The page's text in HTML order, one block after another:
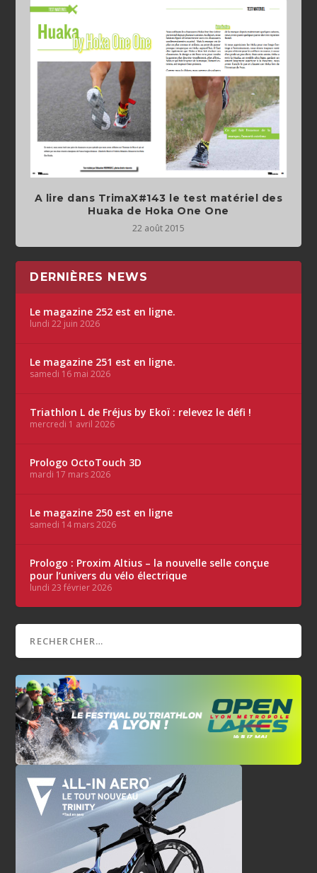
A lire dans TrimaX#143 le test matériel des
Huaka de Hoka One One
22 août 2015
DERNIÈRES NEWS
Le magazine 252 est en ligne.
lundi 22 juin 2026
Le magazine 251 est en ligne.
samedi 16 mai 2026
Triathlon L de Fréjus by Ekoï : relevez le défi !
mercredi 1 avril 2026
Prologo OctoTouch 3D
mardi 17 mars 2026
Le magazine 250 est en ligne
samedi 14 mars 2026
Prologo : Proxim Altius – la nouvelle selle conçue
pour l’univers du vélo électrique
lundi 23 février 2026